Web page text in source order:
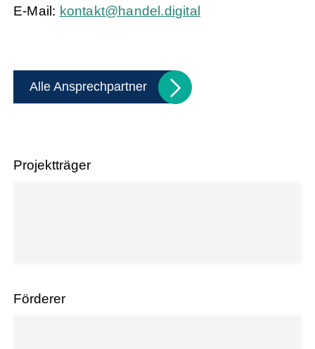
E-Mail: k nt kt h nd d g t l
Alle Ansprechpartner
Projektträger
Förderer